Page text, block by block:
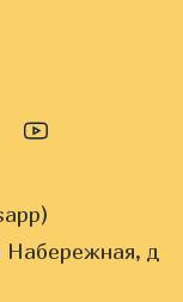
Набережная, д